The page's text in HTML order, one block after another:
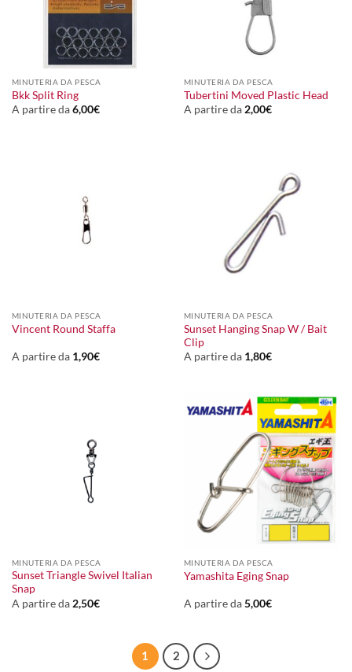
MINUTERIA DA PESCA
Bkk Split Ring
A partire da6,00€
MINUTERIA DA PESCA
Tubertini Moved Plastic Head
A partire da2,00€
MINUTERIA DA PESCA
Vincent Round Staffa
A partire da 1,90€
MINUTERIA DA PESCA
Sunset Hanging Snap W / Bait
Clip
A partire da 1,80€
MINUTERIA DA PESCA
Sunset Triangle Swivel Italian
Snap
A partire da 2,50€
MINUTERIA DA PESCA
Yamashita Eging Snap
A partire da5,00€
1 2